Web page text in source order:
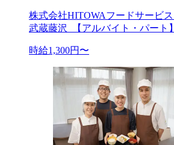
株式会社HITOWAフードサービ
武蔵藤沢_【アルバイト・パート
時給1,300円〜